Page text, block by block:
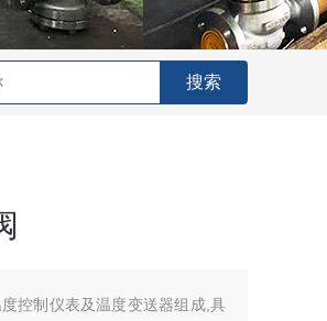
控制仪表及温度变送器组成,具